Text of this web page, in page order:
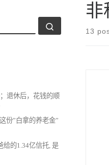
非
13
退休后，花钱的顺
份”白拿的养老金”
给的1.34亿信托, 是